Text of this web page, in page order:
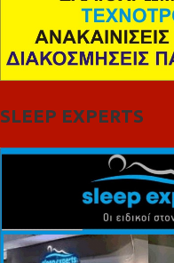
SLEEP EXPERTS